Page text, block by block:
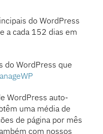
do WordPress
a cada 152 dias em
do WordPress que
WordPress auto-
uma média de
de página por mês
com nossos